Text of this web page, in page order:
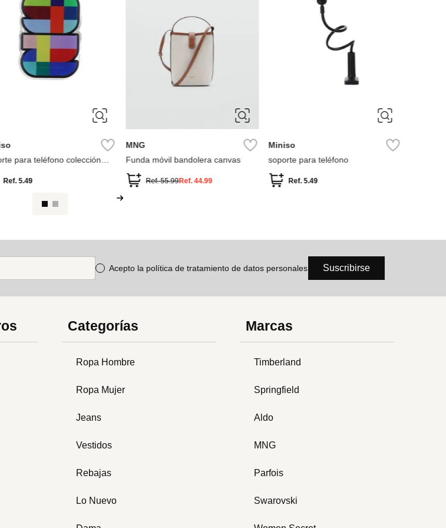
para teléfono colección
Ref.5.49
MNG
Funda móvil bandolera canvas
Ref.55.99Ref.44.99
Miniso
soporte para teléfono
Ref.5.49
Acepto la política de tratamiento de datos personales Suscribirse
Categorías
Ropa Hombre
Ropa Mujer
Jeans
Vestidos
Rebajas
Lo Nuevo
Marcas
Timberland
Springfield
Aldo
MNG
Parfois
Swarovski